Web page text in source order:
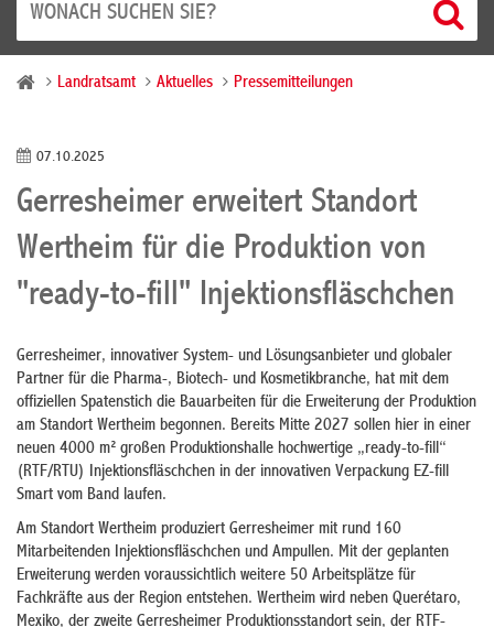
Landratsamt Aktuelles Pressemitteilungen
07.10.2025
Gerresheimer erweitert Standort
Wertheim für die Produktion von
"ready-to-fill" Injektionsfläschchen
Gerresheimer, innovativer System- und Lösungsanbieter und globaler
Partner für die Pharma-, Biotech- und Kosmetikbranche, hat mit dem
offiziellen Spatenstich die Bauarbeiten für die Erweiterung der Produktion
am Standort Wertheim begonnen. Bereits Mitte 2027 sollen hier in einer
neuen 4000 m² großen Produktionshalle hochwertige „ready-to-fill“
(RTF/RTU) Injektionsfläschchen in der innovativen Verpackung EZ-fill
Smart vom Band laufen.
Am Standort Wertheim produziert Gerresheimer mit rund 160
Mitarbeitenden Injektionsfläschchen und Ampullen. Mit der geplanten
Erweiterung werden voraussichtlich weitere 50 Arbeitsplätze für
Fachkräfte aus der Region entstehen. Wertheim wird neben Querétaro,
Mexiko, der zweite Gerresheimer Produktionsstandort sein, der RTF-